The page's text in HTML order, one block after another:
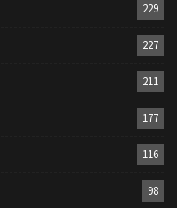
229
227
211
177
116
98